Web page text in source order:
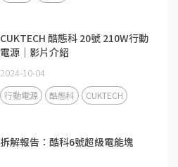
CUKTECH 酷態科 20號 210W行動
電源｜影片介紹
2024-10-04
行動電源 酷態科 CUKTECH
拆解報告：酷科6號超級電能塊